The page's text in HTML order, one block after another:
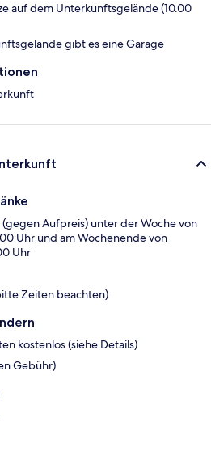
auf dem Unterkunftsgelände (10.00
gibt es eine Garage
Aufpreis) unter der Woche von
Uhr und am Wochenende von
Uhr
Zeiten beachten)
kostenlos (siehe Details)
Gebühr)